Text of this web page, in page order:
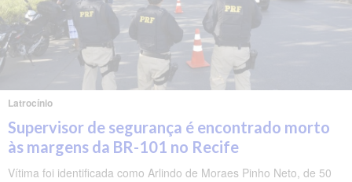
Latrocínio
Supervisor de segurança é encontrado morto
às margens da BR-101 no Recife
Vítima foi identificada como Arlindo de Moraes Pinho Neto, de 50